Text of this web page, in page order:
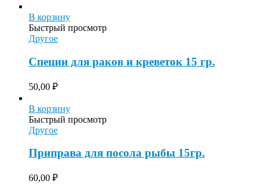
В корзину
Быстрый просмотр
Другое
Специи для раков и креветок 15 гр.
50,00 ₽
В корзину
Быстрый просмотр
Другое
Приправа для посола рыбы 15гр.
60,00 ₽